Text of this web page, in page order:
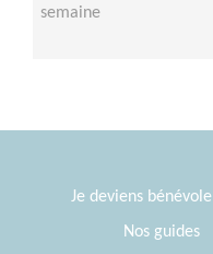
semaine
Je deviens bénévole
Nos guides